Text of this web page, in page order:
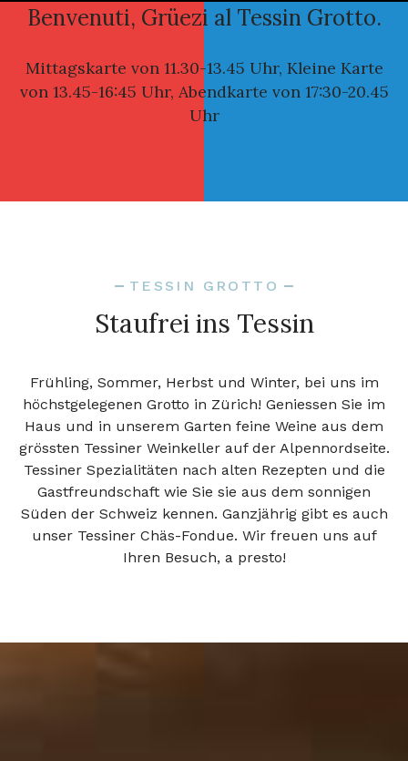
Benvenuti, Grüezi al Tessin Grotto.
Mittagskarte von 11.30-13.45 Uhr, Kleine Karte
von 13.45-16:45 Uhr, Abendkarte von 17:30-20.45
Uhr
TESSIN GROTTO
Staufrei ins Tessin
Frühling, Sommer, Herbst und Winter, bei uns im
höchstgelegenen Grotto in Zürich! Geniessen Sie im
Haus und in unserem Garten feine Weine aus dem
grössten Tessiner Weinkeller auf der Alpennordseite.
Tessiner Spezialitäten nach alten Rezepten und die
Gastfreundschaft wie Sie sie aus dem sonnigen
Süden der Schweiz kennen. Ganzjährig gibt es auch
unser Tessiner Chäs-Fondue. Wir freuen uns auf
Ihren Besuch, a presto!